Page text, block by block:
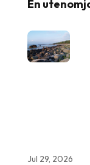
En
Jul 29, 2026